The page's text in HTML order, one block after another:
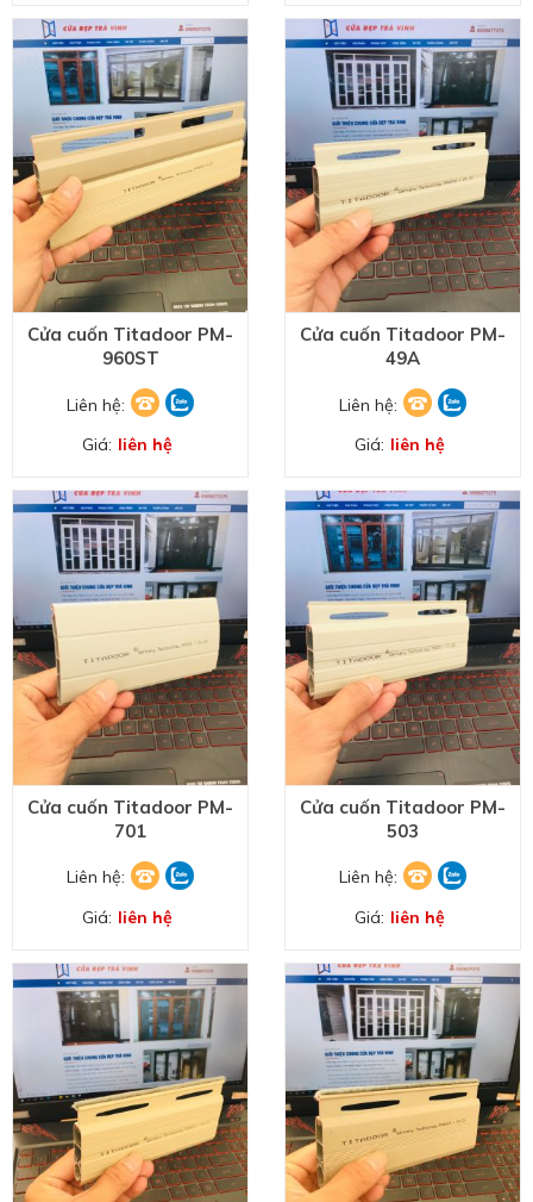
Cửa cuốn Titadoor PM-
960ST
Liên hệ:
Giá: liên hệ
Cửa cuốn Titadoor PM-
49A
Liên hệ:
Giá: liên hệ
Cửa cuốn Titadoor PM-
701
Liên hệ:
Giá: liên hệ
Cửa cuốn Titadoor PM-
503
Liên hệ:
Giá: liên hệ